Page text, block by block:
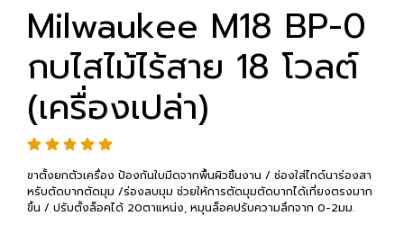
Milwaukee M18 BP-0
กบไสไม้ไร้สาย 18 โวลต์
(เครื่องเปล่า)
ขาตั้งยกตัวเครื่อง ป้องกันใบมีดจากพื้นผิวชิ้นงาน / ช่องใส่ไกด์นาร่องสา
หรับตัดบากตัดมุม /ร่องลบมุม ช่วยให้การตัดมุมตัดบากได้เที่ยงตรงมาก
ขึ้น / ปรับตั้งล็อคได้ 20ตาแหน่ง, หมุนล็อคปรับความลึกจาก 0-2มม.